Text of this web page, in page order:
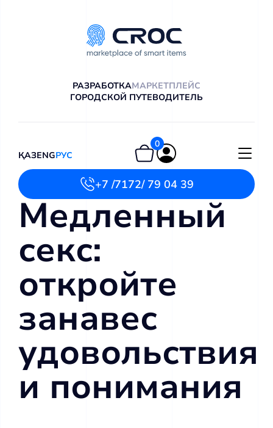
РАЗРАБОТКАМАРКЕТПЛЕЙС
ГОРОДСКОЙ ПУТЕВОДИТЕЛЬ
ҚАЗENGРУС
0
+7 /7172/ 79 04 39
Медленный
секс:
откройте
занавес
удовольствия
и понимания